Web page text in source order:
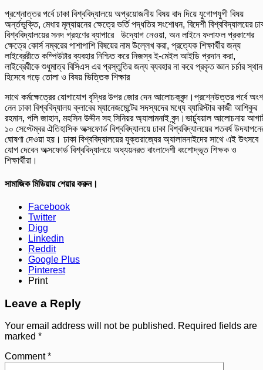
প্রশ্নোত্তর পর্বে ঢাকা বিশ্ববিদ্যালয়ে অপ্রয়োজনীয় বিষয় বাদ দিয়ে যুগোপযুগী বিষয়
অর্ন্তভূক্তি, মেধার মূল্যায়নের ক্ষেত্রে ভর্তি পদ্ধতির সংশোধন, বিদেশী বিশ্ববিদ্যালয়ের
বিশ্ববিদ্যালয়ের সনদ গ্রহণের ব্যাপারে উদ্যোগ নেওয়া, অন লাইনে ফলাফল প্রকাশের
ক্ষেত্রে কোর্স নম্বরের পাশাপাশি বিষয়ের নাম উল্লেখ করা, প্রত্যেক শিক্ষার্থীর জন্য
লাইব্রেরীতে কম্পিউটার ব্যবহার নিশ্চিত করে নিজস্ব ই-মেইল আইডি প্রদান করা,
লাইব্রেরীকে শুধুমাত্র বিসিএস এর প্রস্তুতির জন্য ব্যবহার না করে প্রকৃত জ্ঞান চর্চার স্থান
হিসেবে গড়ে তোলা ও বিষয় ভিত্তিক শিক্ষার
সাথে কর্মক্ষেত্রের যোগাযোগ বৃদ্ধির উপর জোর দেন আলোচকবৃন্দ।প্রশ্নেউত্তর পর্বে অংশ
নেন ঢাকা বিশ্ববিদ্যালয় ক্লাবের ম্যানেজমেন্টের সদস্যদের মধ্যে ব্যারিস্টার কাজী আশিকুর
রহমান, পলি জাহান, মহসিন উদ্দীন সহ সিনিয়র অ্যালামনাই বৃন্দ।ভার্চ্যুয়াল আলোচনায়
১০ সেপ্টেম্বর ঐতিহাসিক অক্সফোর্ড বিশ্ববিদ্যালয়ে ঢাকা বিশ্ববিদ্যালয়ের শতবর্ষ
ঘোষণা দেওয়া হয়। ঢাকা বিশ্ববিদ্যালয়ের যুক্তরাজ্যের অ্যালামনাইদের সাথে এই উৎসবে
যোগ দেবেন অক্সফোর্ড বিশ্ববিদ্যালয়ে অধ্যয়নরত বাংলাদেশী বংশোদ্ভূত শিক্ষক ও
শিক্ষার্থীরা।
সামাজিক মিডিয়ায় শেয়ার করুন।
Facebook
Twitter
Digg
Linkedin
Reddit
Google Plus
Pinterest
Print
Leave a Reply
Your email address will not be published. Required fields are
marked *
Comment*